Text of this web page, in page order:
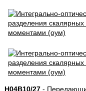
H04B10/27-